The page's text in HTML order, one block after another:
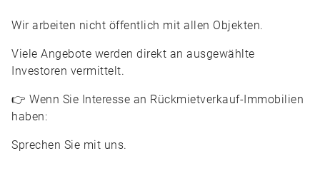
Wir arbeiten nicht öffentlich mit allen Objekten.
Viele Angebote werden direkt an ausgewählte
Investoren vermittelt.
👉 Wenn Sie Interesse an Rückmietverkauf-Immobilien
haben:
Sprechen Sie mit uns.